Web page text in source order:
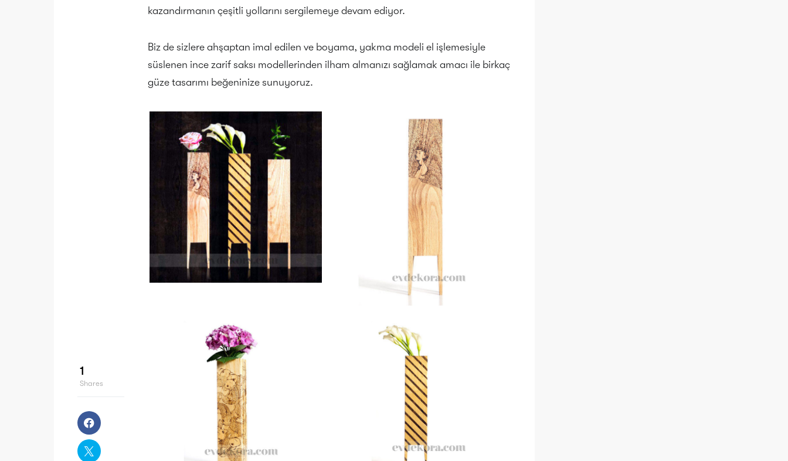
1
Shares
kazandırmanın çeşitli yollarını sergilemeye devam ediyor.
Biz de sizlere ahşaptan imal edilen ve boyama, yakma modeli el işlemesiyle
süslenen ince zarif saksı modellerinden ilham almanızı sağlamak amacı ile birkaç
güze tasarımı beğeninize sunuyoruz.